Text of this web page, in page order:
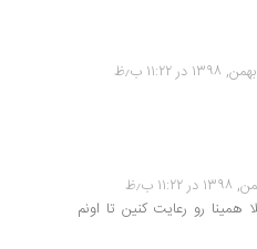
همینا رو رعایت کنین تا اونم